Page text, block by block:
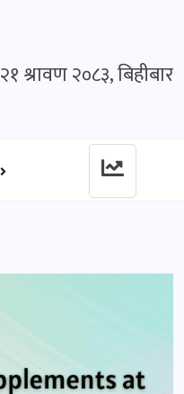
२१ श्रावण २०८३, बिहीबार